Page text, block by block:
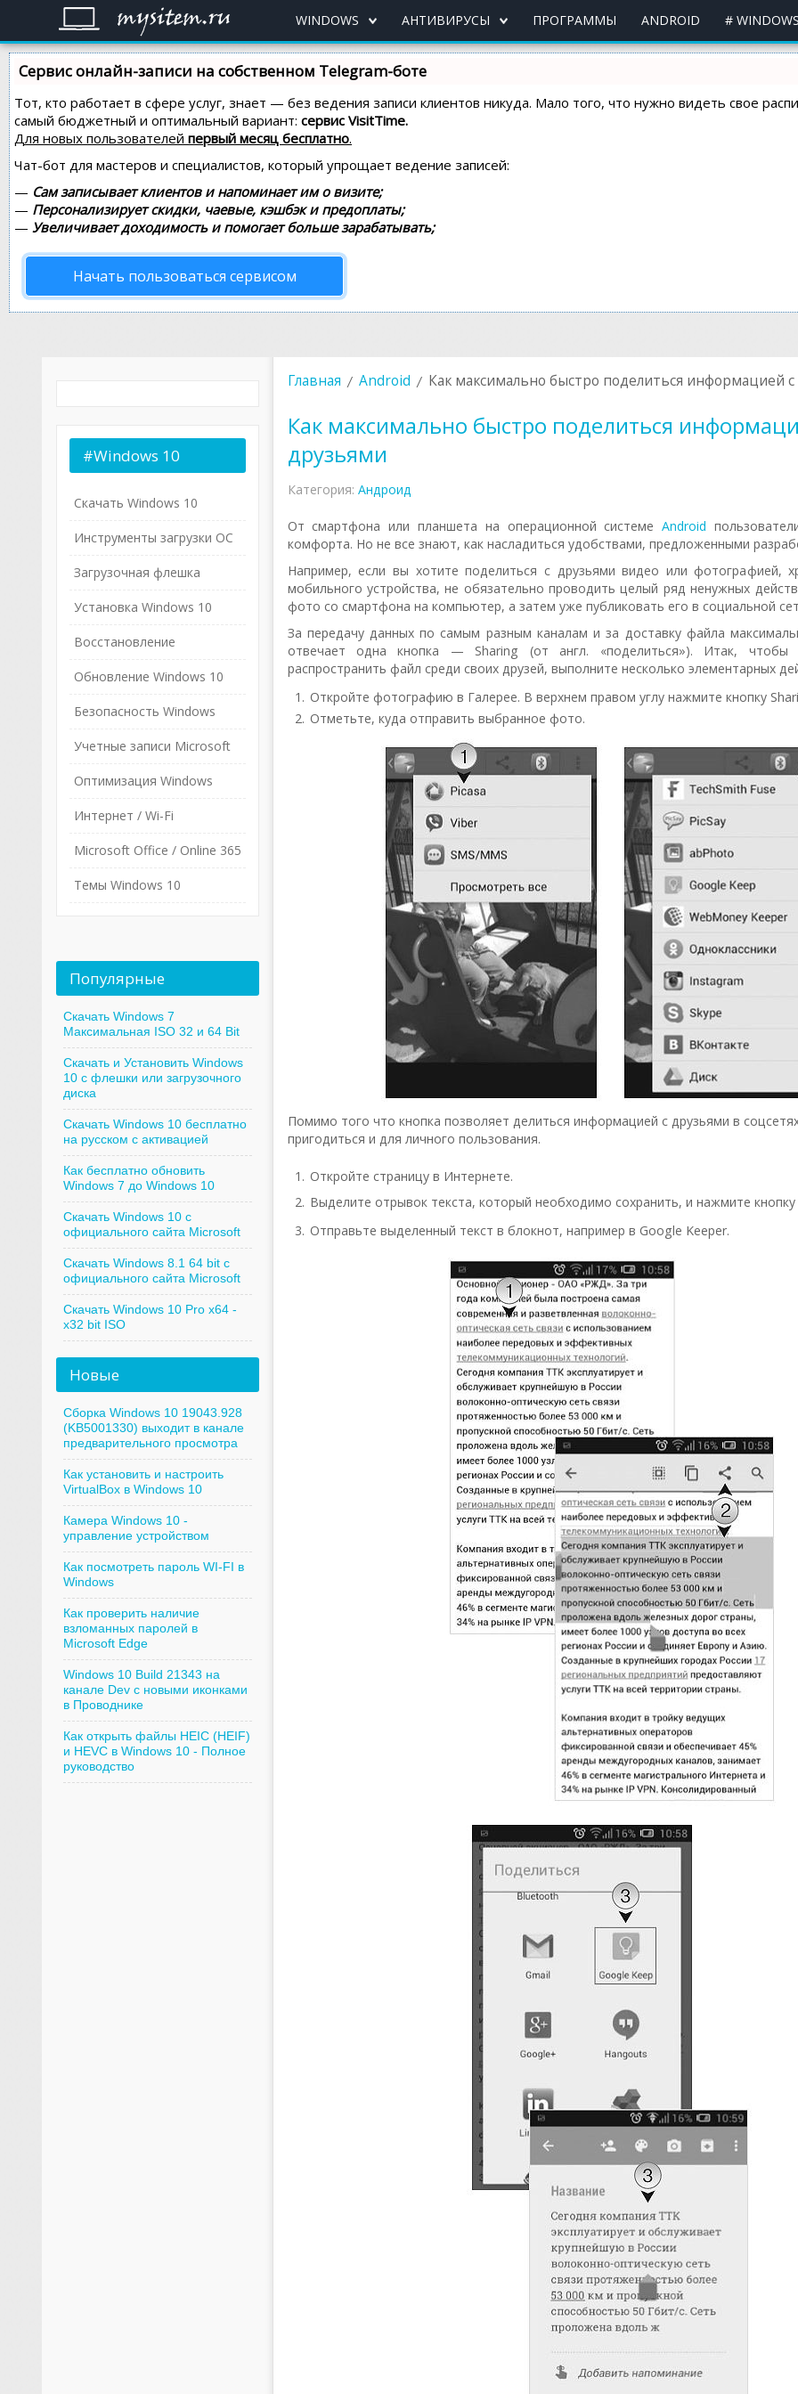
WINDOWS АНТИВИРУСЫ ПРОГРАММЫ ANDROID #
Сервис онлайн-записи на собственном Telegram-боте
Тот, кто работает в сфере услуг, знает — без ведения записи клиентов никуда. Мало того, что нужно видеть свое
самый бюджетный и оптимальный вариант: сервис VisitTime.
Для новых пользователей первый месяц бесплатно.
Чат-бот для мастеров и специалистов, который упрощает ведение записей:
— Сам записывает клиентов и напоминает им о визите;
— Персонализирует скидки, чаевые, кэшбэк и предоплаты;
— Увеличивает доходимость и помогает больше зарабатывать;
Начать пользоваться сервисом
Главная Android Как максимально быстро поделиться информацией
Как максимально быстро поделиться
друзьями
Категория: Андроид
От смартфона или планшета на операционной системеAndroid
комфорта. Но не все знают, как насладиться удобствами, предложенными
Например, если вы хотите поделиться с друзьями видео или фотографией,
мобильного устройства, не обязательно проводить целый ряд ненужных
фото со смартфона на компьютер, а затем уже публиковать его в социальной
За передачу данных по самым разным каналам и за доставку файла
отвечает одна кнопка — Sharing (от англ. «поделиться»). Итак, чтобы
распространить файл среди своих друзей, выполните несколько элементарных
Откройте фотографию в Галерее. В верхнем правом углу нажмите кнопку
Отметьте, куда отправить выбранное фото.
Помимо того что кнопка позволяет делиться информацией с друзьями в
пригодиться и для личного пользования.
Откройте страницу в Интернете.
Выделите отрывок текста, который необходимо сохранить, и нажмите кнопку
Отправьте выделенный текст в блокнот, например в Google Keeper.
#Windows 10
Скачать Windows 10
Инструменты загрузки ОС
Загрузочная флешка
Установка Windows 10
Восстановление
Обновление Windows 10
Безопасность Windows
Учетные записи Microsoft
Оптимизация Windows
Интернет / Wi-Fi
Microsoft Office / Online 365
Темы Windows 10
Популярные
Скачать Windows 7
Максимальная ISO 32 и 64 Bit
Скачать и Установить Windows
10 с флешки или загрузочного
диска
Скачать Windows 10 бесплатно
на русском с активацией
Как бесплатно обновить
Windows 7 до Windows 10
Скачать Windows 10 с
официального сайта Microsoft
Скачать Windows 8.1 64 bit с
официального сайта Microsoft
Скачать Windows 10 Pro x64 -
x32 bit ISO
Новые
Сборка Windows 10 19043.928
(KB5001330) выходит в канале
предварительного просмотра
Как установить и настроить
VirtualBox в Windows 10
Камера Windows 10 -
управление устройством
Как посмотреть пароль WI-FI в
Windows
Как проверить наличие
взломанных паролей в
Microsoft Edge
Windows 10 Build 21343 на
канале Dev с новыми иконками
в Проводнике
Как открыть файлы HEIC (HEIF)
и HEVC в Windows 10 - Полное
руководство